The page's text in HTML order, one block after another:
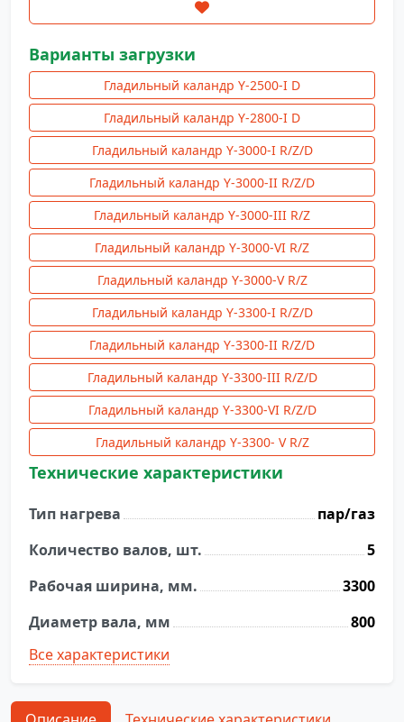
каландр
Y-
3300-
R/Z
(проходной)
Варианты загрузки
Гладильный каландр Y-2500-I D
Гладильный каландр Y-2800-I D
Гладильный каландр Y-3000-I R/Z/D
Гладильный каландр Y-3000-II R/Z/D
Гладильный каландр Y-3000-III R/Z
Гладильный каландр Y-3000-VI R/Z
Гладильный каландр Y-3000-V R/Z
Гладильный каландр Y-3300-I R/Z/D
Гладильный каландр Y-3300-II R/Z/D
Гладильный каландр Y-3300-III R/Z/D
Гладильный каландр Y-3300-VI R/Z/D
Гладильный каландр Y-3300- V R/Z
Технические характеристики
Тип нагрева
пар/газ
Количество валов, шт.
5
Рабочая ширина, мм.
3300
Диаметр вала, мм
800
Все характеристики